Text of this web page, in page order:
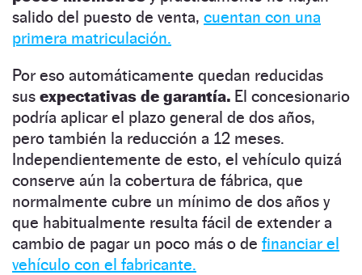
salido del puesto de venta, cuentan con una
primera matriculación.
Por eso automáticamente quedan reducidas
sus expectativas de garantía. El concesionario
podría aplicar el plazo general de dos años,
pero también la reducción a 12 meses.
Independientemente de esto, el vehículo quizá
conserve aún la cobertura de fábrica, que
normalmente cubre un mínimo de dos años y
que habitualmente resulta fácil de extender a
cambio de pagar un poco más o de financiar el
vehículo con el fabricante.